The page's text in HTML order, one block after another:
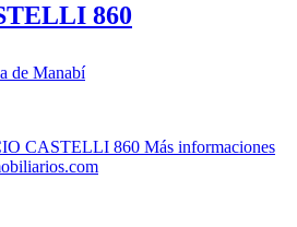
860
de Manabí
CASTELLI 860 Más informaciones